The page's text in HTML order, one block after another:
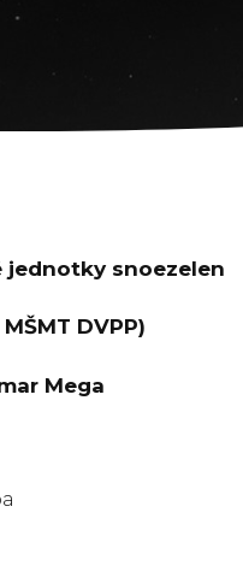
jednotky snoezelen
DVPP)
Mega